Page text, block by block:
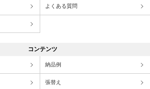
よくある質問
コンテンツ
納品例
張替え